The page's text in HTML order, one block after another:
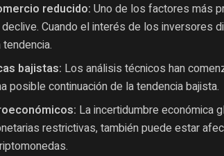
reducido: Uno de los factores más
Cuando el interés de los inversores
bajistas: Los análisis técnicos han
posible continuación de la tendencia bajista.
La incertidumbre económica
restrictivas, también puede estar